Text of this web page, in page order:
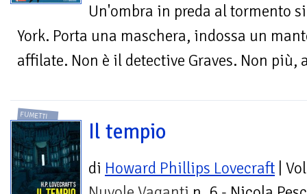
Un'ombra in preda al tormento
York. Porta una maschera, indossa un
affilate. Non è il detective Graves. Non più,
FUMETTI
Il tempio
di Howard Phillips Lovecraft |